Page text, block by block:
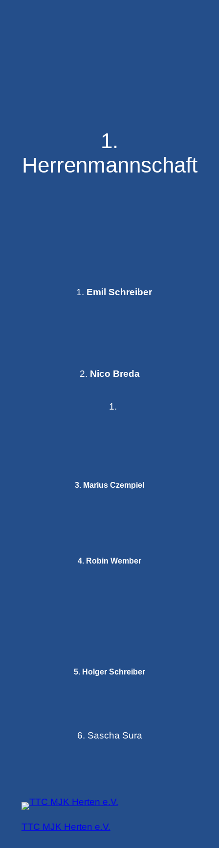
1.
Herrenmannschaft
Emil Schreiber
2. Nico Breda
3. Marius Czempiel
4. Robin Wember
5. Holger Schreiber
6. Sascha Sura
TTC MJK Herten e.V.